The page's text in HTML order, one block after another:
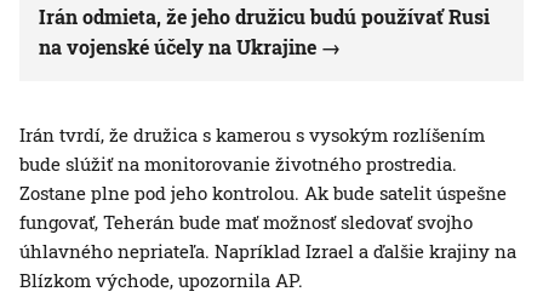
Irán odmieta, že jeho družicu budú používať Rusi
na vojenské účely na Ukrajine
Irán tvrdí, že družica s kamerou s vysokým rozlíšením
bude slúžiť na monitorovanie životného prostredia.
Zostane plne pod jeho kontrolou. Ak bude satelit úspešne
fungovať, Teherán bude mať možnosť sledovať svojho
úhlavného nepriateľa. Napríklad Izrael a ďalšie krajiny na
Blízkom východe, upozornila AP.